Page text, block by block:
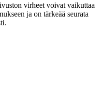
virheet voivat vaikuttaa
ja on tärkeää seurata